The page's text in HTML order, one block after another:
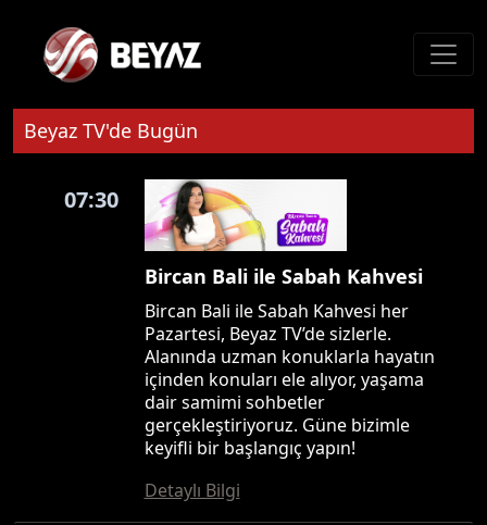
Beyaz TV'de Bugün
07:30
Bircan Bali ile Sabah Kahvesi
Bircan Bali ile Sabah Kahvesi her
Pazartesi, Beyaz TV’de sizlerle.
Alanında uzman konuklarla hayatın
içinden konuları ele alıyor, yaşama
dair samimi sohbetler
gerçekleştiriyoruz. Güne bizimle
keyifli bir başlangıç yapın!
Detaylı Bilgi